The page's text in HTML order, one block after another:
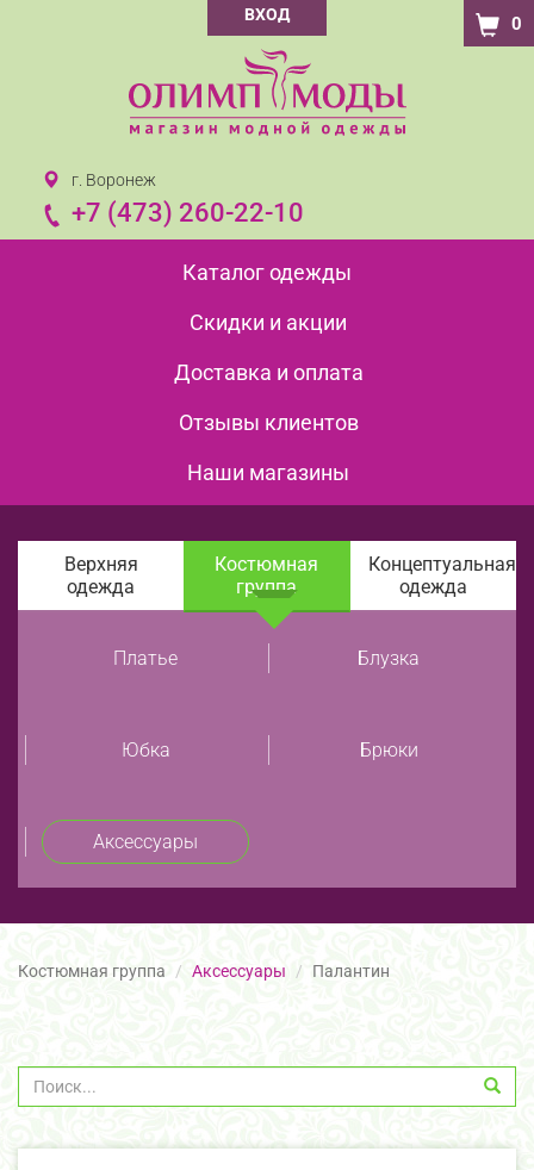
ВХОД 0
г. Воронеж
+7 (473) 260-22-10
Каталог одежды
Скидки и акции
Доставка и оплата
Отзывы клиентов
Наши магазины
Верхняя
одежда
Костюмная
группа
Концептуальная
одежда
Платье Блузка
Юбка Брюки
Аксессуары
Костюмная группа Аксессуары Палантин